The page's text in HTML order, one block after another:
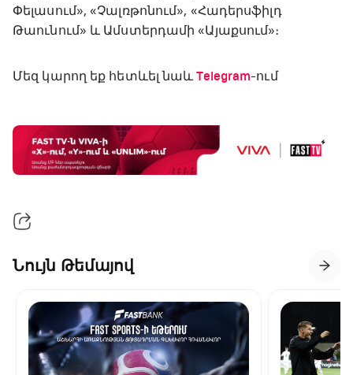
Փելասում», «Չալռթոնում», «Հադերսֆիլդ
Թաունում» և Ամստերդամի «Այաքսում»։
Մեզ կարող եք հետևել նաև Telegram-ում
Նույն Թեմայով